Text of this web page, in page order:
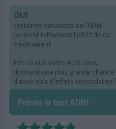
OUI
certaines variations de l'ADN
peuvent influencer l'effet de ce
médicament.
Est-ce que votre ADN vous
donnent une plus grande chance
d'avoir plus d'effets secondaires?
Prenez le test ADN!